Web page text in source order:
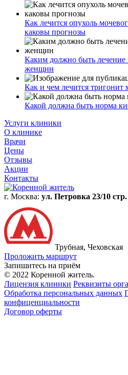
Как лечится опухоль
каковы прогнозы
Каким должно быть лечение
женщин
Как и чем лечится тригонит
Какой должна быть норма
Услуги клиники
О клинике
Врачи
Цены
Отзывы
Акции
Контакты
г. Москва: ул. Петровка 23/10
Трубная, Чеховская
Проложить маршрут
Запишитесь на приём
© 2022 Коренной житель.
Лицензия клиники Реквизиты
Обработка персональных данных
конфиценциальности
Договор оферты